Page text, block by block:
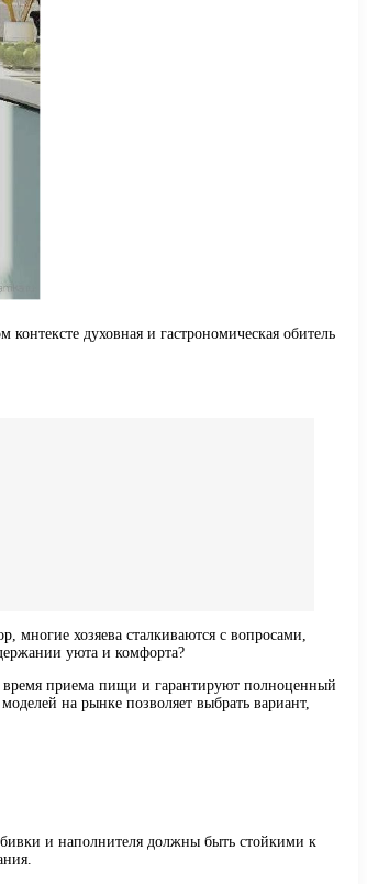
духовная и гастрономическая обитель
многие хозяева сталкиваются с вопросами,
уюта и комфорта?
время приема пищи и гарантируют полноценный
на рынке позволяет выбрать вариант,
и наполнителя должны быть стойкими к